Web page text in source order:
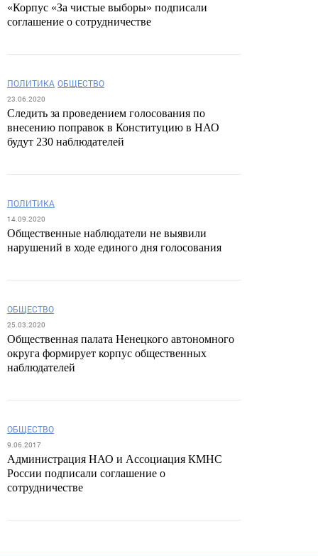
«Корпус «За чистые выборы» подписали
соглашение о сотрудничестве
ПОЛИТИКА ОБЩЕСТВО
23.06.2020
Следить за проведением голосования по
внесению поправок в Конституцию в НАО
будут 230 наблюдателей
ПОЛИТИКА
14.09.2020
Общественные наблюдатели не выявили
нарушений в ходе единого дня голосования
ОБЩЕСТВО
25.03.2020
Общественная палата Ненецкого автономного
округа формирует корпус общественных
наблюдателей
ОБЩЕСТВО
9.06.2017
Администрация НАО и Ассоциация КМНС
России подписали соглашение о
сотрудничестве